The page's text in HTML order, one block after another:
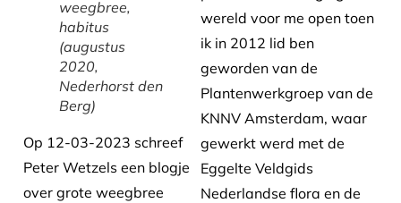
weegbree,
habitus
(augustus
2020,
Nederhorst den
Berg)
Op 12-03-2023 schreef
Peter Wetzels een blogje
over grote weegbree
wereld voor me open toen
ik in 2012 lid ben
geworden van de
Plantenwerkgroep van de
KNNV Amsterdam, waar
gewerkt werd met de
Eggelte Veldgids
Nederlandse flora en de